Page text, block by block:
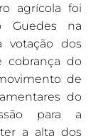
agrícola foi
Guedes na
votação dos
cobrança do
de
do
para a
a alta dos